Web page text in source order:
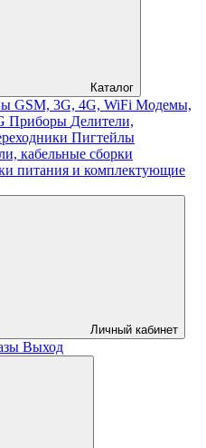
Каталог
GSM, 3G, 4G, WiFi Модемы,
Приборы Делители,
Пигтейлы
кабельные сборки
питания и комплектующие
Личный кабинет
Выход